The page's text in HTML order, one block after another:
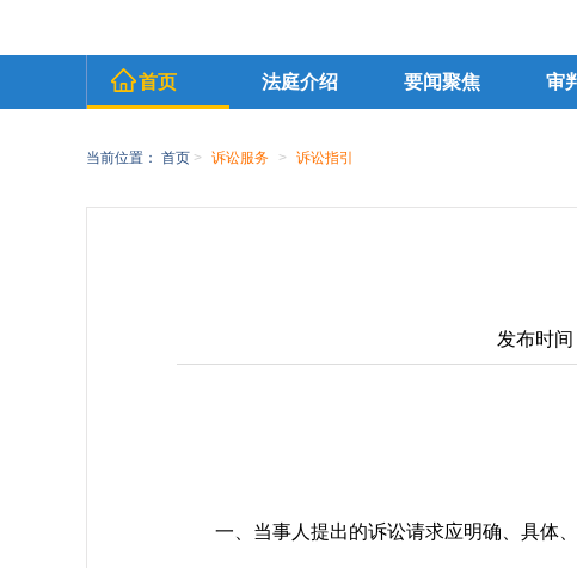
首页 法庭介绍 要闻聚焦 审
当前位置： 首页 > 诉讼服务 > 诉讼指引
发布时
一、当事人提出的诉讼请求应明确、具体、